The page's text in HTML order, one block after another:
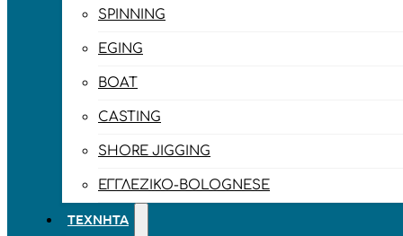
SPINNING
EGING
BOAT
CASTING
SHORE JIGGING
ΕΓΓΛΈΖΙΚΟ-BOLOGNESE
ΤΕΧΝΗΤΆ